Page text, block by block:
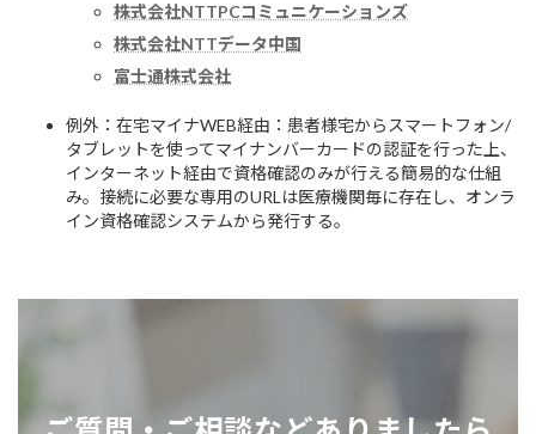
株式会社NTTPCコミュニケーションズ
株式会社NTTデータ中国
富士通株式会社
例外：在宅マイナWEB経由：患者様宅からスマートフォン/
タブレットを使ってマイナンバーカードの認証を行った上、
インターネット経由で資格確認のみが行える簡易的な仕組
み。接続に必要な専用のURLは医療機関毎に存在し、オンラ
イン資格確認システムから発行する。